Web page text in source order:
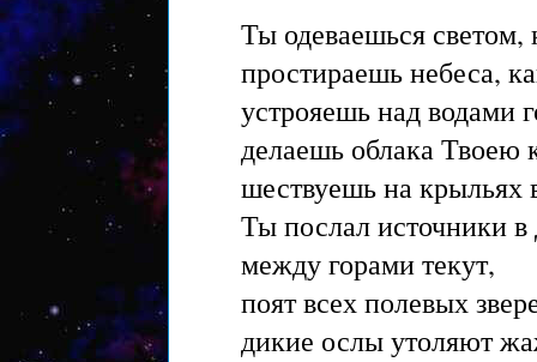
Ты одеваешься светом,
простираешь небеса,
устрояешь над водами
делаешь облака Твоею
шествуешь на крыльях
Ты послал источники
между горами текут,
поят всех полевых
дикие ослы утоляют